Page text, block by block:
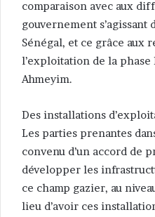
comparaison avec aux
gouvernement s’agissant
Sénégal, et ce grâce aux
l’exploitation de la phase
Ahmeyim.
Des installations
Les parties prenantes
convenu d’un accord de
développer les
ce champ gazier, au
lieu d’avoir ces